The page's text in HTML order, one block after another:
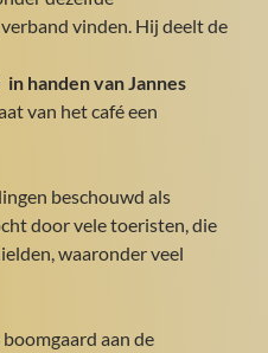
vinden. Hij deelt de
in handen van Jannes
van het café een
beschouwd als
door vele toeristen, die
waaronder veel
aan de